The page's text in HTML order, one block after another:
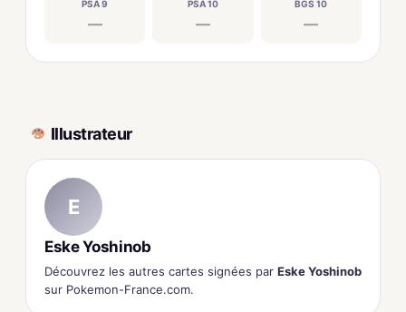
PSA 9
—
PSA 10
—
BGS 10
—
Illustrateur
E
Eske Yoshinob
Découvrez les autres cartes signées par Eske Yoshinob
sur Pokemon-France.com.